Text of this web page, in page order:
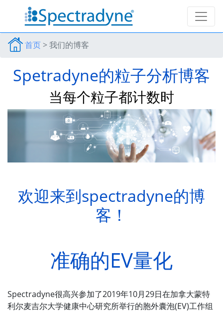
首页 >我们的博客
Spetradyne的粒子分析博客
当每个粒子都计数时
欢迎来到spectradyne的博
客！
准确的EV量化
Spectradyne很高兴参加了2019年10月29日在加拿大蒙特
利尔麦吉尔大学健康中心研究所举行的胞外囊泡(EV)工作组